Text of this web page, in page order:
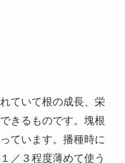
ていて根の成長、栄
きるものです。塊根
ています。播種時に
／３程度薄めて使う